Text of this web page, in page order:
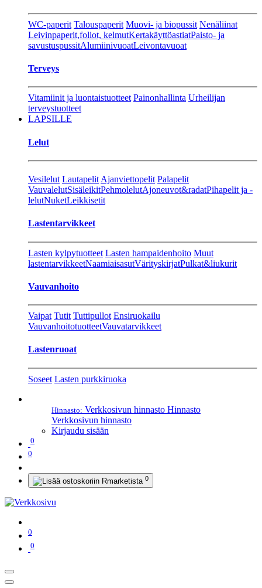
WC-paperit Talouspaperit Muovi- ja biopussit Nenäliinat
Leivinpaperit,foliot, kelmutKertakäyttöastiatPaisto- ja
savustuspussitAlumiinivuoatLeivontavuoat
Terveys
Vitamiinit ja luontaistuotteet Painonhallinta Urheilijan
terveystuotteet
LAPSILLE
Lelut
Vesilelut Lautapelit Ajanviettopelit Palapelit
VauvalelutSisäleikitPehmolelutAjoneuvot&radatPihapelit ja -
lelutNuketLeikkisetit
Lastentarvikkeet
Lasten kylpytuotteet Lasten hampaidenhoito Muut
lastentarvikkeetNaamiaisasutVärityskirjatPulkat&liukurit
Vauvanhoito
Vaipat Tutit Tuttipullot Ensiruokailu
VauvanhoitotuotteetVauvatarvikkeet
Lastenruoat
Soseet Lasten purkkiruoka
Hinnasto: Verkkosivun hinnasto Hinnasto
Verkkosivun hinnasto
Kirjaudu sisään
0
0
0
0
0